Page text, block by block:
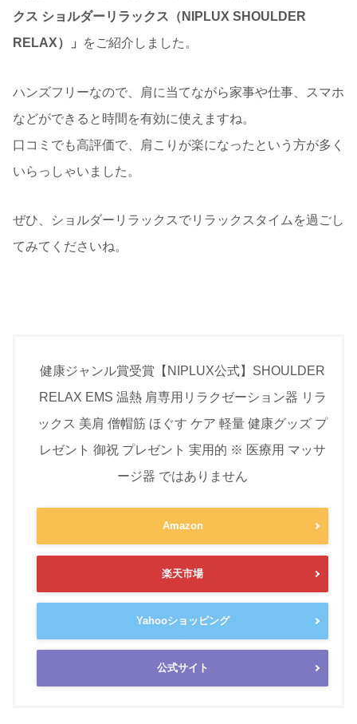
クス ショルダーリラックス（NIPLUX SHOULDER
RELAX）」
をご紹介しました。
ハンズフリーなので、肩に当てながら家事や仕事、スマホ
などができると時間を有効に使えますね。
口コミでも高評価で、肩こりが楽になったという方が多く
いらっしゃいました。
ぜひ、ショルダーリラックスでリラックスタイムを過ごし
てみてくださいね。
健康ジャンル賞受賞【NIPLUX公式】SHOULDER
RELAX EMS 温熱 肩専用リラクゼーション器 リラ
ックス 美肩 僧帽筋 ほぐす ケア 軽量 健康グッズ プ
レゼント 御祝 プレゼント 実用的 ※ 医療用 マッサ
ージ器 ではありません
Amazon
楽天市場
Yahooショッピング
公式サイト